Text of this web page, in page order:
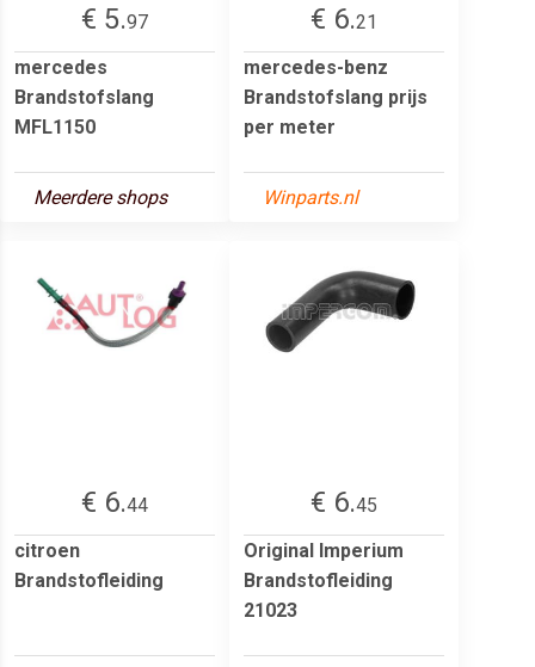
€ 5.97
mercedes
Brandstofslang
MFL1150
Meerdere shops
€ 6.21
mercedes-benz
Brandstofslang prijs
per meter
Winparts.nl
€ 6.44
citroen
Brandstofleiding
€ 6.45
Original Imperium
Brandstofleiding
21023